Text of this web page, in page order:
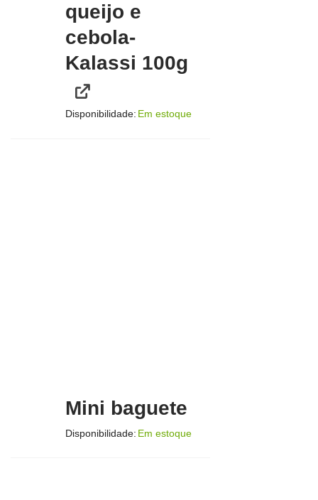
queijo e
cebola-
Kalassi 100g
Disponibilidade: Em estoque
Mini baguete
Disponibilidade: Em estoque